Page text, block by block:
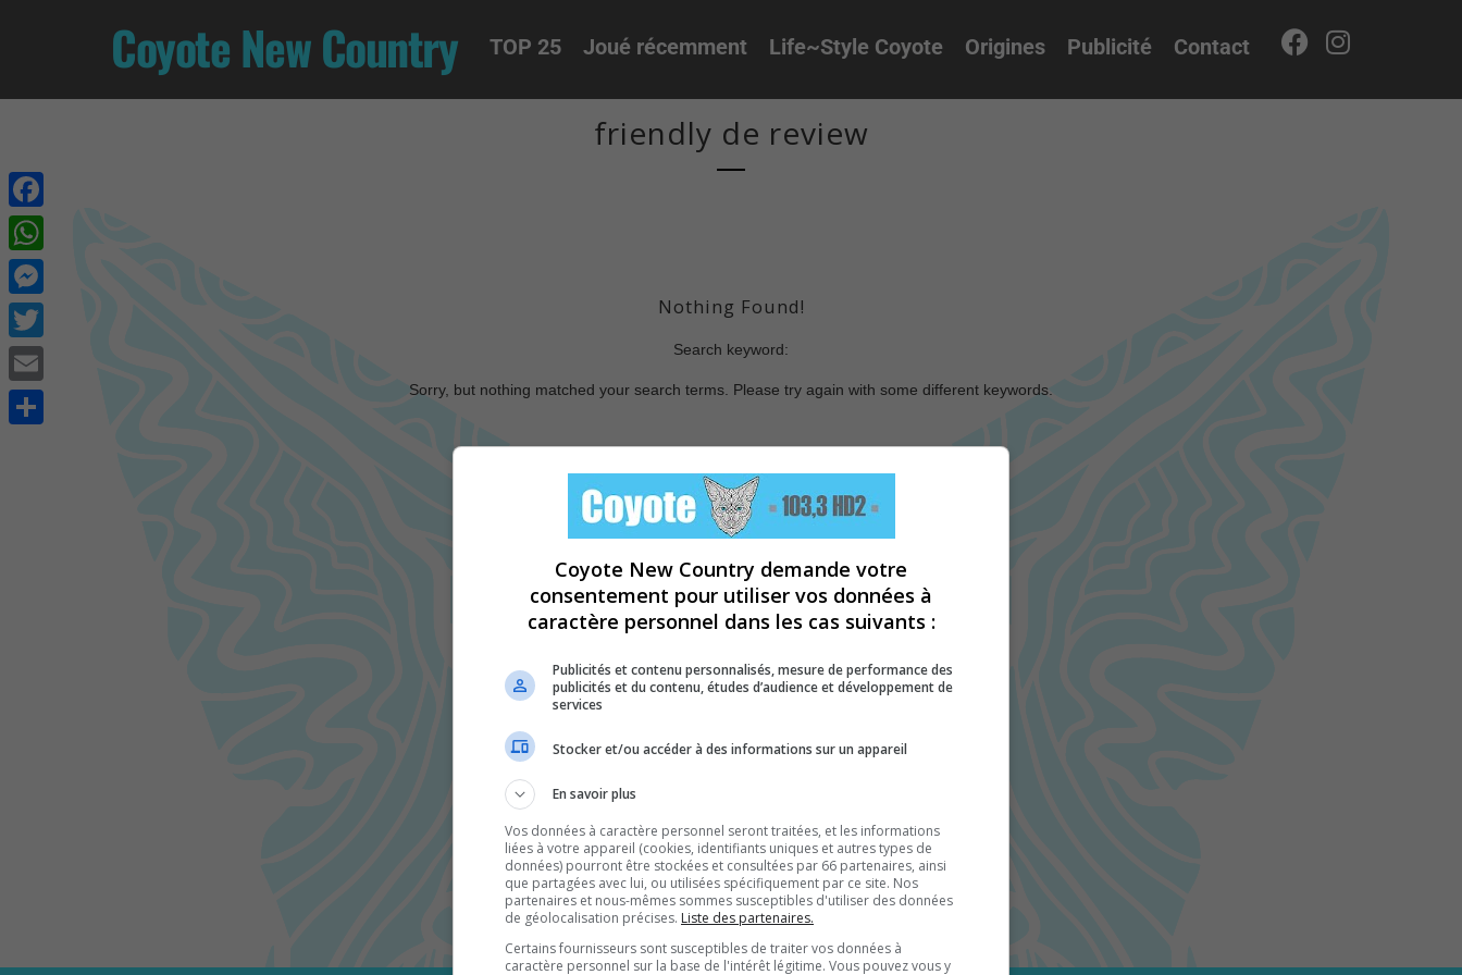
Coyote New Country TOP 25 Joué récemment Life~Style Coyote Origines Publicité Contact
friendly de review
Nothing Found!
Search keyword:
Sorry, but nothing matched your search terms. Please try again with some different keywords.
Facebook
WhatsApp
Messenger
Twitter
Email
Coyote New Country demande votre
consentement pour utiliser vos données à
caractère personnel dans les cas suivants :
Publicités et contenu personnalisés, mesure de performance des
publicités et du contenu, études d’audience et développement de
services
Stocker et/ou accéder à des informations sur un appareil
En savoir plus
Vos données à caractère personnel seront traitées, et les informations
liées à votre appareil (cookies, identifiants uniques et autres types de
données) pourront être stockées et consultées par 66 partenaires, ainsi
que partagées avec lui, ou utilisées spécifiquement par ce site. Nos
partenaires et nous-mêmes sommes susceptibles d'utiliser des données
de géolocalisation précises. Liste des partenaires.
Certains fournisseurs sont susceptibles de traiter vos données à
caractère personnel sur la base de l'intérêt légitime. Vous pouvez vous y